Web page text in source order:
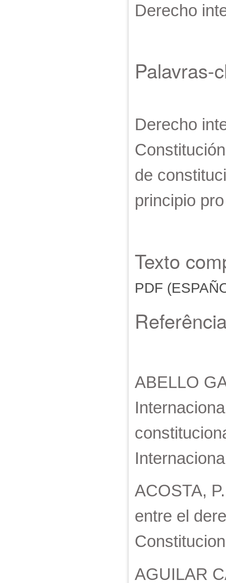
Derecho
Palavras-
Derecho
de
principio
Texto
PDF
ABELLO
ACOSTA,
entre el
AGUILAR